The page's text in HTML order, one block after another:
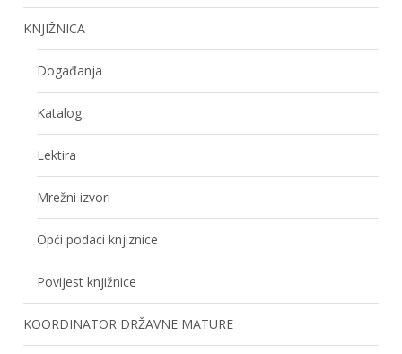
KNJIŽNICA
Događanja
Katalog
Lektira
Mrežni izvori
Opći podaci knjiznice
Povijest knjižnice
KOORDINATOR DRŽAVNE MATURE